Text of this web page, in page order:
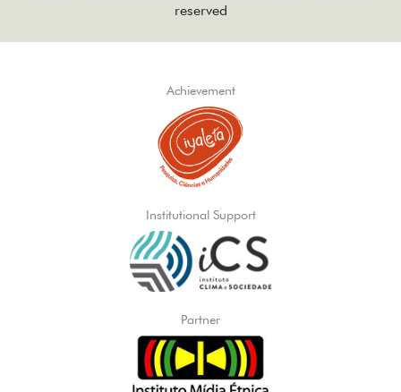
reserved
Achievement
Institutional Support
Partner